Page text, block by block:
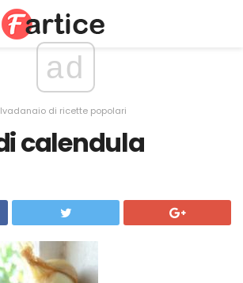
ad
di ricette popolari
calendula